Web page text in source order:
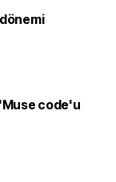
'Muse code'u